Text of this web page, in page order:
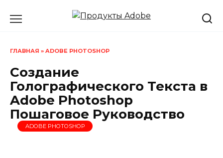
ГЛАВНАЯ » ADOBE PHOTOSHOP
Создание
Голографического Текста в
Adobe Photoshop
Пошаговое Руководство
ADOBE PHOTOSHOP